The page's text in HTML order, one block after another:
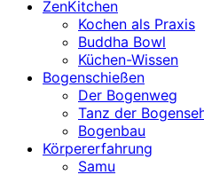
ZenKitchen
Kochen als Praxis
Buddha Bowl
Küchen-Wissen
Bogenschießen
Der Bogenweg
Tanz der
Bogenbau
Körpererfahrung
Samu